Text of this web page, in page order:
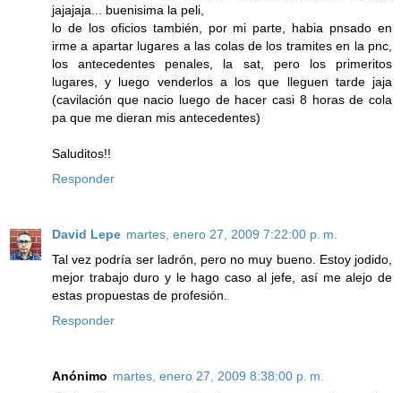
jajajaja... buenisima la peli,
lo de los oficios también, por mi parte, habia pnsado en
irme a apartar lugares a las colas de los tramites en la pnc,
los antecedentes penales, la sat, pero los primeritos
lugares, y luego venderlos a los que lleguen tarde jaja
(cavilación que nacio luego de hacer casi 8 horas de cola
pa que me dieran mis antecedentes)
Saluditos!!
Responder
David Lepe martes, enero 27, 2009 7:22:00 p. m.
Tal vez podría ser ladrón, pero no muy bueno. Estoy jodido,
mejor trabajo duro y le hago caso al jefe, así me alejo de
estas propuestas de profesión.
Responder
Anónimo martes, enero 27, 2009 8:38:00 p. m.